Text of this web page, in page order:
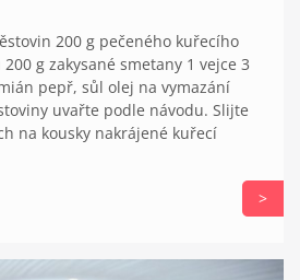
200 g pečeného kuřecího
g zakysané smetany 1 vejce 3
pepř, sůl olej na vymazání
uvařte podle návodu. Slijte
na kousky nakrájené kuřecí
>